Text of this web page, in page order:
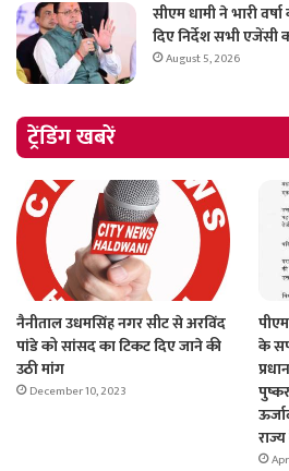
सीएम धामी ने भारी
दिए निर्देश सभी एजेंसी
August 5, 2026
ट्रेंडिंग खबरें
नैनीताल उधमसिंह नगर सीट से अरविंद
पांडे को सांसद का टिकट दिए जाने की
उठी मांग
December 10, 2023
के